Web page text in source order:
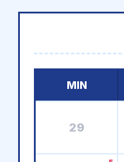
MIN
29